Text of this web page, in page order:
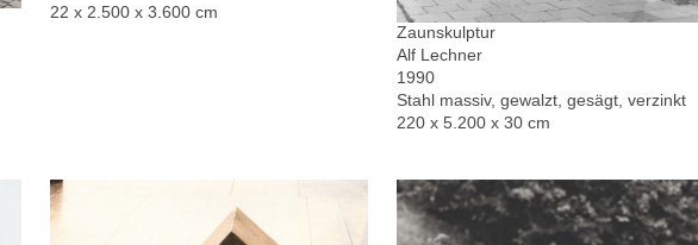
22 x 2.500 x 3.600 cm
Zaunskulptur
Alf Lechner
1990
Stahl massiv, gewalzt, gesägt, verzinkt
220 x 5.200 x 30 cm